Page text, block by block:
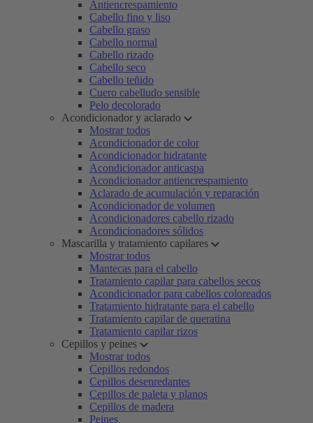
Antiencrespamiento
Cabello fino y liso
Cabello graso
Cabello normal
Cabello rizado
Cabello seco
Cabello teñido
Cuero cabelludo sensible
Pelo decolorado
Acondicionador y aclarado
Mostrar todos
Acondicionador de color
Acondicionador hidratante
Acondicionador anticaspa
Acondicionador antiencrespamiento
Aclarado de acumulación y reparación
Acondicionador de volumen
Acondicionadores cabello rizado
Acondicionadores sólidos
Mascarilla y tratamiento capilares
Mostrar todos
Mantecas para el cabello
Tratamiento capilar para cabellos secos
Acondicionador para cabellos coloreados
Tratamiento hidratante para el cabello
Tratamiento capilar de queratina
Tratamiento capilar rizos
Cepillos y peines
Mostrar todos
Cepillos redondos
Cepillos desenredantes
Cepillos de paleta y planos
Cepillos de madera
Peines